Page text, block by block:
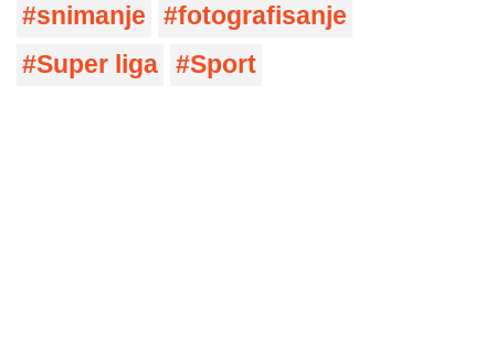
snimanje
fotografisanje
Super liga
Sport